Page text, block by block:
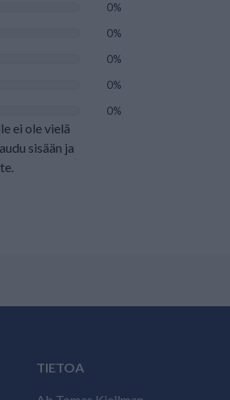
0%
0%
0%
0%
0%
ei ole vielä
sisään ja
TIETOA